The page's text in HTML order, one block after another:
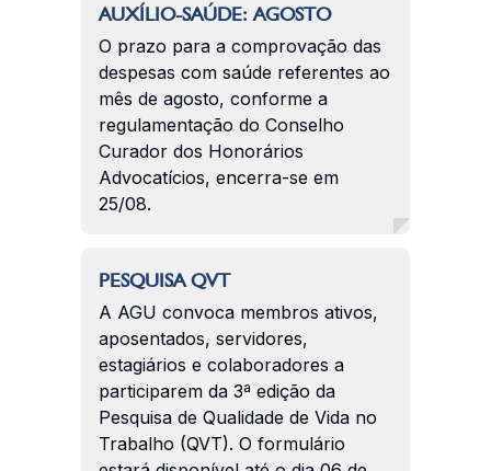
AUXÍLIO-SAÚDE: AGOSTO
O prazo para a comprovação das
despesas com saúde referentes ao
mês de agosto, conforme a
regulamentação do Conselho
Curador dos Honorários
Advocatícios, encerra-se em
25/08.
PESQUISA QVT
A AGU convoca membros ativos,
aposentados, servidores,
estagiários e colaboradores a
participarem da 3ª edição da
Pesquisa de Qualidade de Vida no
Trabalho (QVT). O formulário